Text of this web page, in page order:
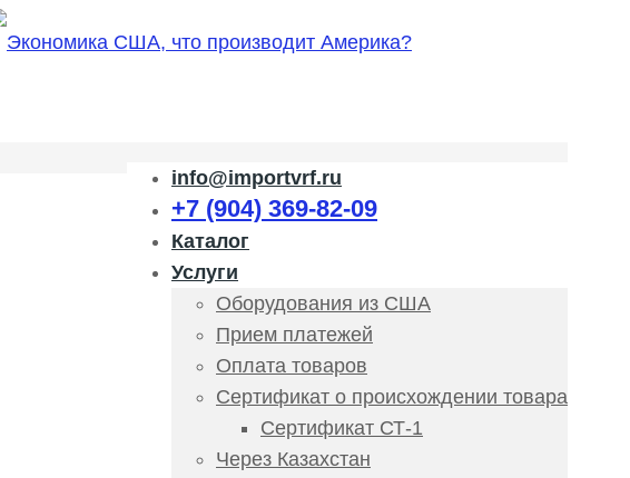
info@importvrf.ru
+7 (904) 369-82-09
Каталог
Услуги
Оборудования из США
Прием платежей
Оплата товаров
Сертификат о происхождении товара
Сертификат СТ-1
Через Казахстан